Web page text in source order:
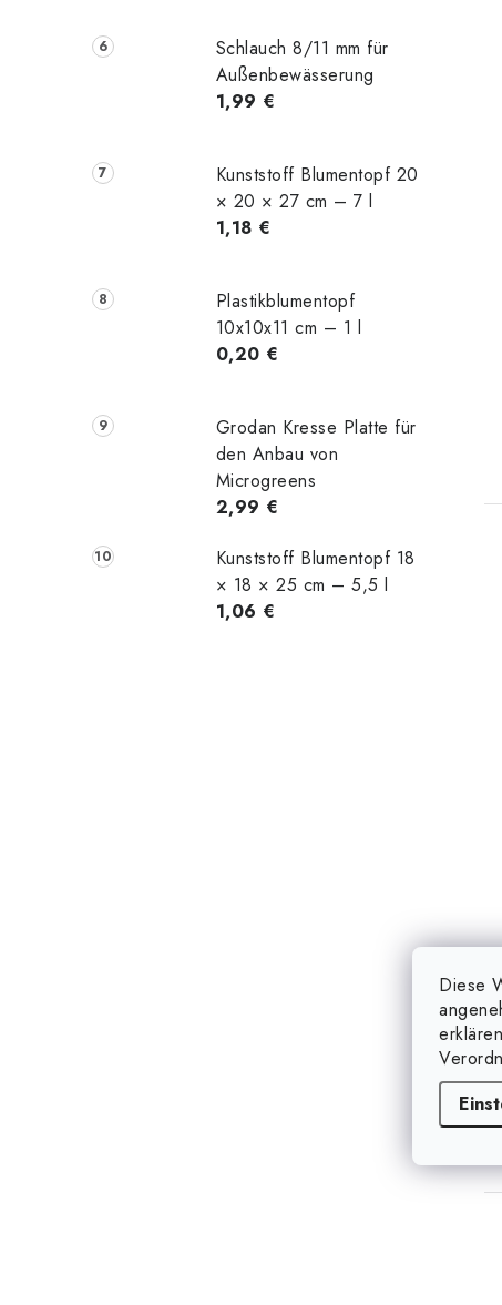
Diese
Schlauch 8/11 mm für
Außenbewässerung
1,99 €
Kunststoff Blumentopf 20
× 20 × 27 cm – 7 l
1,18 €
Plastikblumentopf
10x10x11 cm – 1 l
0,20 €
Grodan Kresse Platte für
den Anbau von
Microgreens
2,99 €
Kunststoff Blumentopf 18
× 18 × 25 cm – 5,5 l
1,06 €